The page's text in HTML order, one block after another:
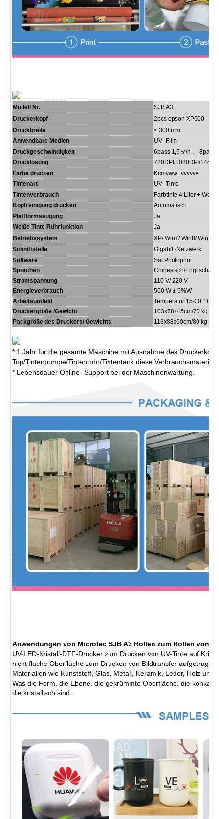
Modell Nr.
SJB A3
Druckerkopf
2pcs epson XP600
Druckbreite
≤ 300 mm
Anwendbare Medien
UV -Film
Druckgeschwindigkeit
6pass 1,5㎡/h 、 8pass
Drucklösung
720DPI/1080DPI/
Farbe drucken
Kcmyww+vvvvvv
Tintenart
UV -Tinte
Tintenverbrauch
Farbtinte 4 Liter +
Kopfreinigung drucken
Automatisch
Plattformsaugung
Ja
Weiße Tinte Rührfunktion
Ja
Betriebssystem
XP/ Win7/ Win8/ Win10
Schnittstelle
Gigabit -Netzwerk
Software
Sai Photoprint
Sprachen
Chinesisch/Englisch/
Stromspannung
110 V/ 220 V
Energieverbrauch
500 W ± 5%W
Arbeitsumfeld
Temperatur 15-30 ° C
Druckergröße /Gewicht
103x78x45cm/70 kg
Packgröße des Druckers/ Gewichts
113x88x60cm/80 kg
* 1 Jahr für die gesamte Maschine mit Ausnahme des
Top/Tintenpumpe/Tintenrohr/Tintentank diese
* Lebensdauer Online -Support bei der Maschinenwartung.
Anwendungen von Microtec SJB A3 Rollen zum Rollen von
UV-LED-Kristall-DTF-Drucker zum Drucken von UV-Tinte auf
nicht flache Oberfläche zum Drucken von Bildtransfer
Materialien wie Kunststoff, Glas, Metall, Keramik, Leder, Holz
Was die Form, die Ebene, die gekrümmte Oberfläche, die
die kristallisch sind.